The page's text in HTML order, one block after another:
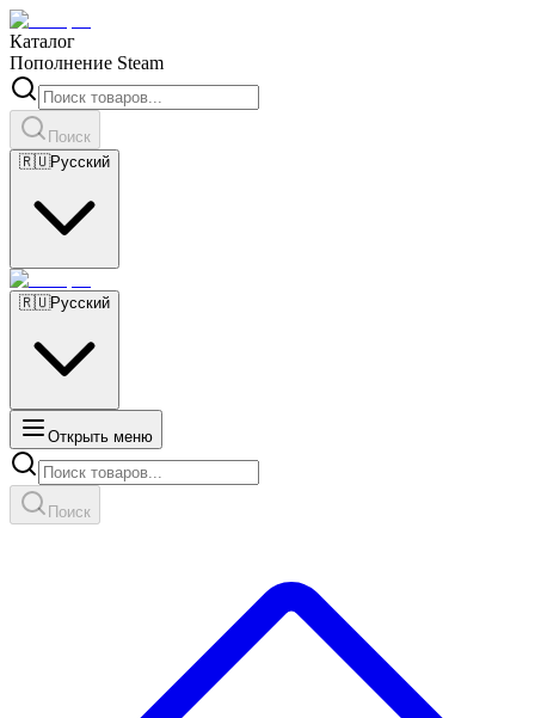
Каталог
Пополнение Steam
Поиск
🇷🇺Русский
🇷🇺Русский
Открыть меню
Поиск